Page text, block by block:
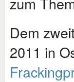
Dem
2011 in